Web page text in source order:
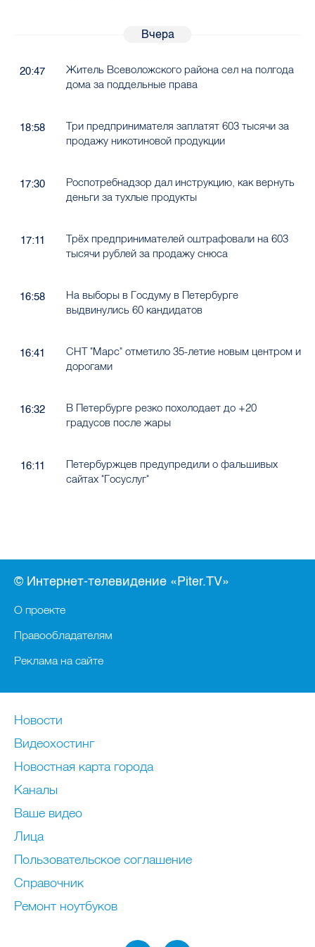
Вчера
20:47
Житель Всеволожского района сел на полгода
дома за поддельные права
18:58
Три предпринимателя заплатят 603 тысячи за
продажу никотиновой продукции
17:30
Роспотребнадзор дал инструкцию, как вернуть
деньги за тухлые продукты
17:11
Трёх предпринимателей оштрафовали на 603
тысячи рублей за продажу снюса
16:58
На выборы в Госдуму в Петербурге
выдвинулись 60 кандидатов
16:41
СНТ "Марс" отметило 35-летие новым центром и
дорогами
16:32
В Петербурге резко похолодает до +20
градусов после жары
16:11
Петербуржцев предупредили о фальшивых
сайтах "Госуслуг"
© Интернет-телевидение «Piter.TV»
О проекте
Правообладателям
Реклама на сайте
Новости
Видеохостинг
Новостная карта города
Каналы
Ваше видео
Лица
Пользовательское соглашение
Справочник
Ремонт нoутбуков